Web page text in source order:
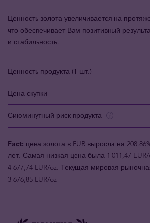
Ценность золота увеличивается на
что обеспечивает Вам позитивный
и стабильность.
Ценность продукта (1 шт.)
Цена скупки
Сиюминутный риск продукта
Fact: цена золота в EUR выросла на
лет. Самая низкая цена была 1 011,47
4 677,74 EUR/oz. Текущая мировая
3 676,85 EUR/oz